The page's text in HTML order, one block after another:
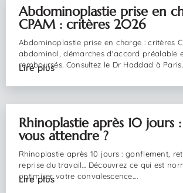
05/08/2026
Abdominoplastie prise en
CPAM : critères 2026
Abdominoplastie prise en charge : critères
abdominal, démarches d'accord préalable
remboursés. Consultez le Dr Haddad à
Lire plus
04/08/2026
Rhinoplastie après 10 jours
vous attendre ?
Rhinoplastie après 10 jours : gonflement,
reprise du travail... Découvrez ce qui est
optimiser votre convalescence....
Lire plus